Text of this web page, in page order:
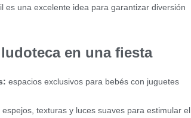
es una excelente idea para garantizar diversión
en una fiesta
espacios exclusivos para bebés con juguetes
espejos, texturas y luces suaves para estimular el